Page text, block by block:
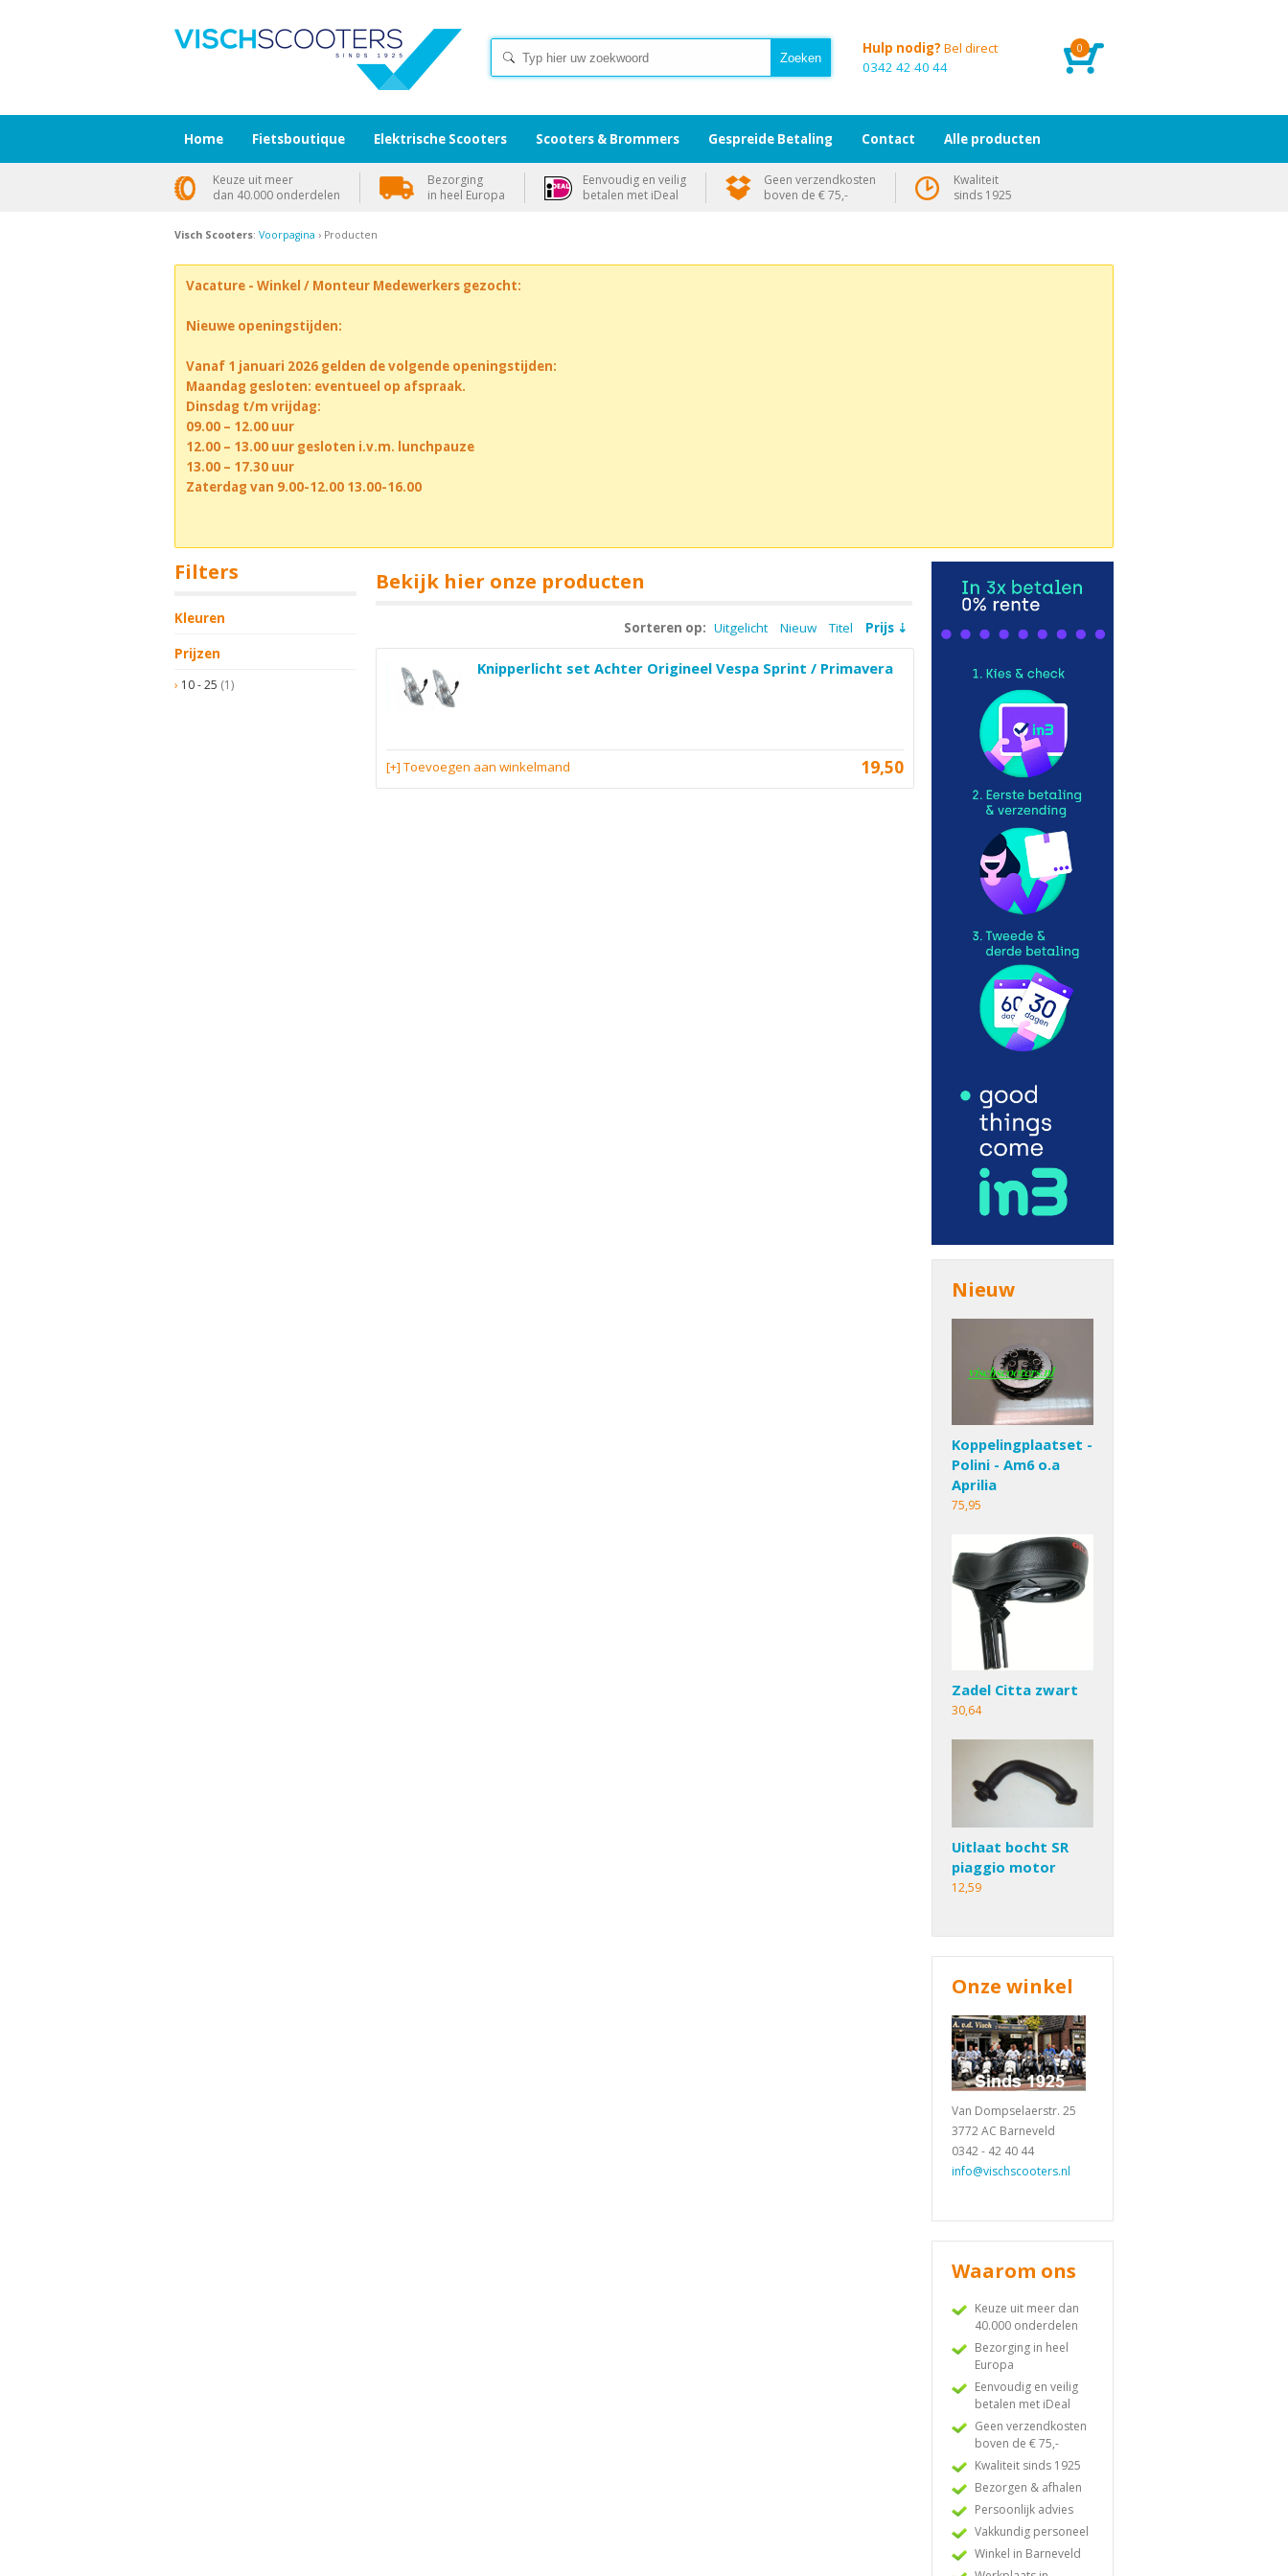
0
Hulp nodig? Bel direct
0342 42 40 44
Visch Scooters: Voorpagina › Producten
Vacature - Winkel / Monteur Medewerkers gezocht:
Nieuwe openingstijden:
Vanaf 1 januari 2026 gelden de volgende openingstijden:
Maandag gesloten: eventueel op afspraak.
Dinsdag t/m vrijdag:
09.00 – 12.00 uur
12.00 – 13.00 uur gesloten i.v.m. lunchpauze
13.00 – 17.30 uur
Zaterdag van 9.00-12.00 13.00-16.00
Filters
Kleuren
Prijzen
10 - 25 (1)
Bekijk hier onze producten
Sorteren op: Uitgelicht Nieuw Titel Prijs
Knipperlicht set Achter Origineel Vespa Sprint / Primavera
19,50
[+] Toevoegen aan winkelmand
Nieuw
Koppelingplaatset -
Polini - Am6 o.a
Aprilia
75,95
Zadel Citta zwart
30,64
Uitlaat bocht SR
piaggio motor
12,59
Onze winkel
Van Dompselaerstr. 25
3772 AC Barneveld
0342 - 42 40 44
info@vischscooters.nl
Waarom ons
Keuze uit meer dan
40.000 onderdelen
Bezorging in heel
Europa
Eenvoudig en veilig
betalen met iDeal
Geen verzendkosten
boven de € 75,-
Kwaliteit sinds 1925
Bezorgen & afhalen
Persoonlijk advies
Vakkundig personeel
Winkel in Barneveld
Home Fietsboutique Elektrische Scooters Scooters & Brommers Gespreide Betaling Contact Alle producten
Keuze uit meer
dan 40.000 onderdelen
Bezorging
in heel Europa
Eenvoudig en veilig
betalen met iDeal
Geen verzendkosten
boven de € 75,-
Kwaliteit
sinds 1925